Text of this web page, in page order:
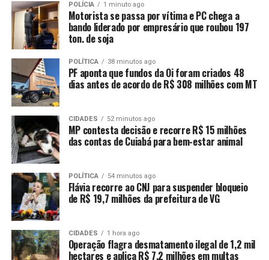
POLÍCIA 1 minuto ago
Motorista se passa por vítima e PC chega a
bando liderado por empresário que roubou 197
ton. de soja
POLÍTICA 38 minutos ago
PF aponta que fundos da Oi foram criados 48
dias antes de acordo de R$ 308 milhões com MT
CIDADES 52 minutos ago
MP contesta decisão e recorre R$ 15 milhões
das contas de Cuiabá para bem-estar animal
POLÍTICA 54 minutos ago
Flávia recorre ao CNJ para suspender bloqueio
de R$ 19,7 milhões da prefeitura de VG
CIDADES 1 hora ago
Operação flagra desmatamento ilegal de 1,2 mil
hectares e aplica R$ 7,2 milhões em multas